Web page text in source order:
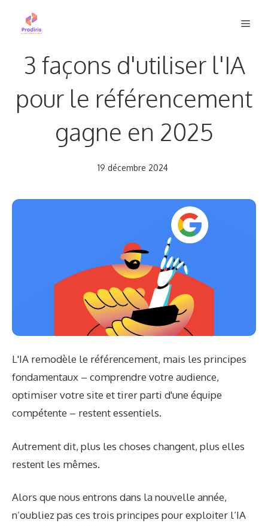
3 façons d'utiliser l'IA
pour le référencement
gagne en 2025
19 décembre 2024
L'IA remodèle le référencement, mais les principes
fondamentaux – comprendre votre audience,
optimiser votre site et tirer parti d'une équipe
compétente – restent essentiels.
Autrement dit, plus les choses changent, plus elles
restent les mêmes.
Alors que nous entrons dans la nouvelle année,
n’oubliez pas ces trois principes pour exploiter l’IA